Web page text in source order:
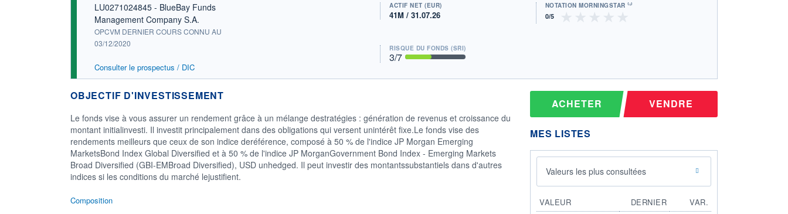
LU0271024845 - BlueBay Funds
Management Company S.A.
OPCVM DERNIER COURS CONNU AU
03/12/2020
Consulter le prospectus / DIC
ACTIF NET (EUR)
41M / 31.07.26
NOTATION MORNINGSTAR ⁽¹⁾
RISQUE DU FONDS (SRI)
3/7
OBJECTIF D'INVESTISSEMENT
Le fonds vise à vous assurer un rendement grâce à un mélange destratégies : génération de revenus et croissance du
montant initialinvesti. Il investit principalement dans des obligations qui versent unintérêt fixe.Le fonds vise des
rendements meilleurs que ceux de son indice deréférence, composé à 50 % de l'indice JP Morgan Emerging
MarketsBond Index Global Diversified et à 50 % de l'indice JP MorganGovernment Bond Index - Emerging Markets
Broad Diversified (GBI-EMBroad Diversified), USD unhedged. Il peut investir des montantssubstantiels dans d'autres
indices si les conditions du marché lejustifient.
Composition
ACHETER VENDRE
MES LISTES
Valeurs les plus consultées
VALEUR DERNIER
VAR.